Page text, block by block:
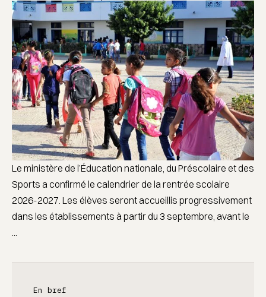
Le ministère de l’Éducation nationale, du Préscolaire et des
Sports a confirmé le calendrier de la rentrée scolaire
2026-2027. Les élèves seront accueillis progressivement
dans les établissements à partir du 3 septembre, avant le
En bref